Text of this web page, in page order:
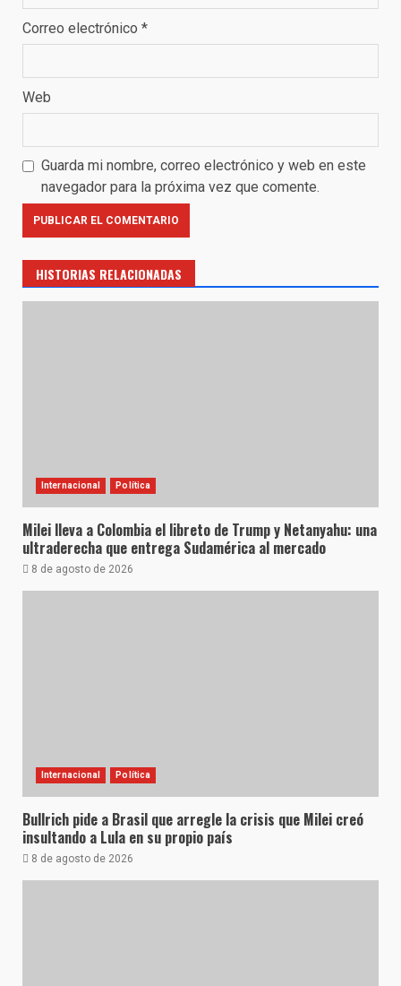
Correo electrónico *
Web
Guarda mi nombre, correo electrónico y web en este
navegador para la próxima vez que comente.
HISTORIAS RELACIONADAS
Internacional Política
Milei lleva a Colombia el libreto de Trump y Netanyahu: una
ultraderecha que entrega Sudamérica al mercado
8 de agosto de 2026
Internacional Política
Bullrich pide a Brasil que arregle la crisis que Milei creó
insultando a Lula en su propio país
8 de agosto de 2026